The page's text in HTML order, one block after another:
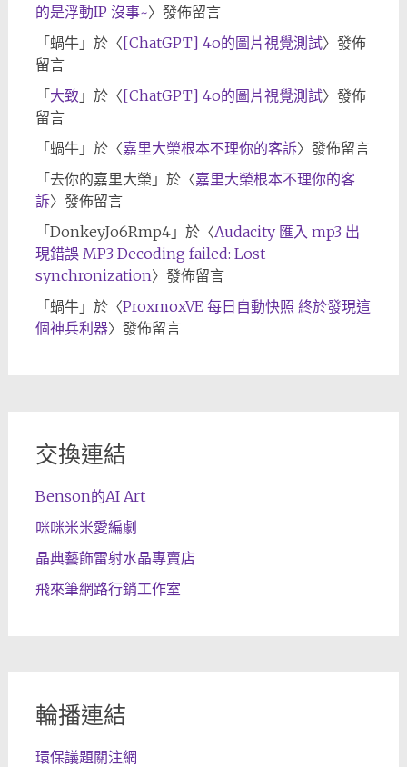
的是浮動IP 沒事~〉發佈留言
「 蝸牛」於〈[ChatGPT] 4o的圖片視覺測試〉發佈
留言
「 大致 」於〈[ChatGPT] 4o的圖片視覺測試〉發佈
留言
「 蝸牛」於〈嘉里大榮根本不理你的客訴〉發佈留言
「 去你的嘉里大榮 」於〈嘉里大榮根本不理你的客
訴〉發佈留言
「 DonkeyJo6Rmp4」於〈Audacity 匯入 mp3 出
現錯誤 MP3 Decoding failed: Lost
synchronization〉發佈留言
「 蝸牛」於〈ProxmoxVE 每日自動快照 終於發現這
個神兵利器〉發佈留言
交換連結
Benson的AI Art
咪咪米米愛編劇
晶典藝飾雷射水晶專賣店
飛來筆網路行銷工作室
輪播連結
環保議題關注網